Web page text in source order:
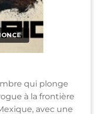
qui plonge
à la frontière
avec une